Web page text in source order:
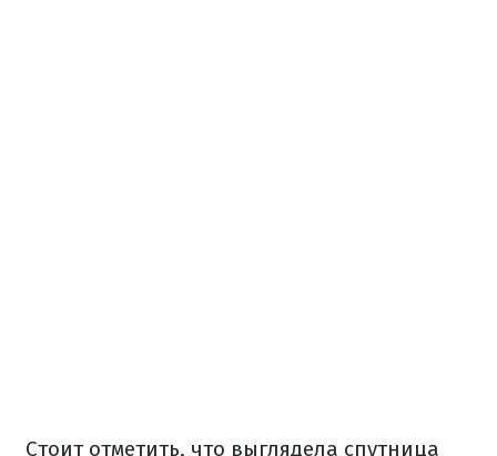
Стоит отметить, что выглядела спутница